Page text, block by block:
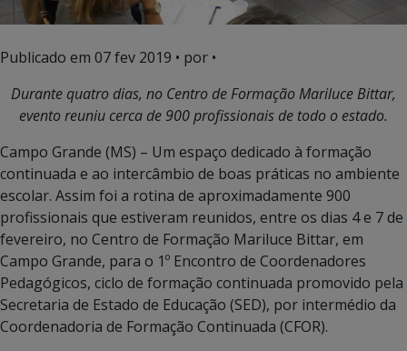
Publicado em 07 fev 2019 • por •
Durante quatro dias, no Centro de Formação Mariluce Bittar,
evento reuniu cerca de 900 profissionais de todo o estado.
Campo Grande (MS) – Um espaço dedicado à formação
continuada e ao intercâmbio de boas práticas no ambiente
escolar. Assim foi a rotina de aproximadamente 900
profissionais que estiveram reunidos, entre os dias 4 e 7 de
fevereiro, no Centro de Formação Mariluce Bittar, em
Campo Grande, para o 1º Encontro de Coordenadores
Pedagógicos, ciclo de formação continuada promovido pela
Secretaria de Estado de Educação (SED), por intermédio da
Coordenadoria de Formação Continuada (CFOR).